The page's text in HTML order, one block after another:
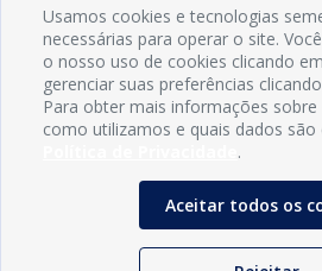
INFORMAÇÕES
Município de Conde -
Usamos cookies e tecnologias
necessárias para operar o site.
o nosso uso de cookies clicando
gerenciar suas preferências
Para obter mais informações
como utilizamos e quais dados
.
Aceitar todos os